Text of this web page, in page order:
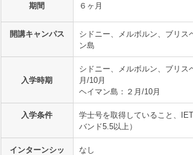
期間 ６ヶ月
開講キャンパス
シドニー、メルボルン、ブリス
ン島
入学時期
シドニー、メルボルン、ブリス
月/10月
ヘイマン島：２月/10月
入学条件
学士号を取得していること、
バンド5.5以上）
インターンシッ
なし